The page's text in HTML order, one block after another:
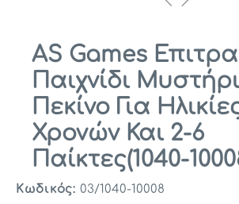
AS Games
Παιχνίδι
Πεκίνο Για
Χρονών Και 2-6
Παίκτες(1040-
Κωδικός: 03/1040-10008